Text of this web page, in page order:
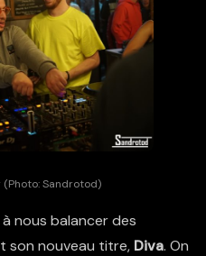
Sandrotod)
nous balancer des
son nouveau titre, Diva. On